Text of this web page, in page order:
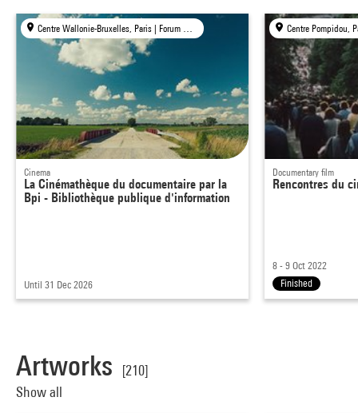
Centre Wallonie-Bruxelles, Paris | Forum des images, Paris | mk2 bibliothèque × Centre Pompidou, Paris
Cinema
La Cinémathèque du documentaire par la
Bpi - Bibliothèque publique d'information
Until 31 Dec 2026
Centre Pompidou,
Documentary film
Rencontres du
8 - 9 Oct 2022
Finished
Artworks
[210]
Show all